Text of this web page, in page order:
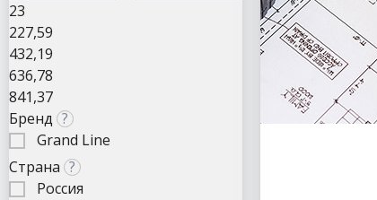
23
227,59
432,19
636,78
841,37
Бренд ?
Grand Line
Страна ?
Россия